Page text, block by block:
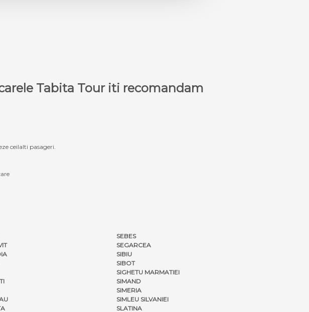
Tabita Tour iti recomandam
ceilalti pasageri.
SEBES
SEGARCEA
SIBIU
SIBOT
SIGHETU MARMATIEI
SIMAND
SIMERIA
SIMLEU SILVANIEI
SLATINA